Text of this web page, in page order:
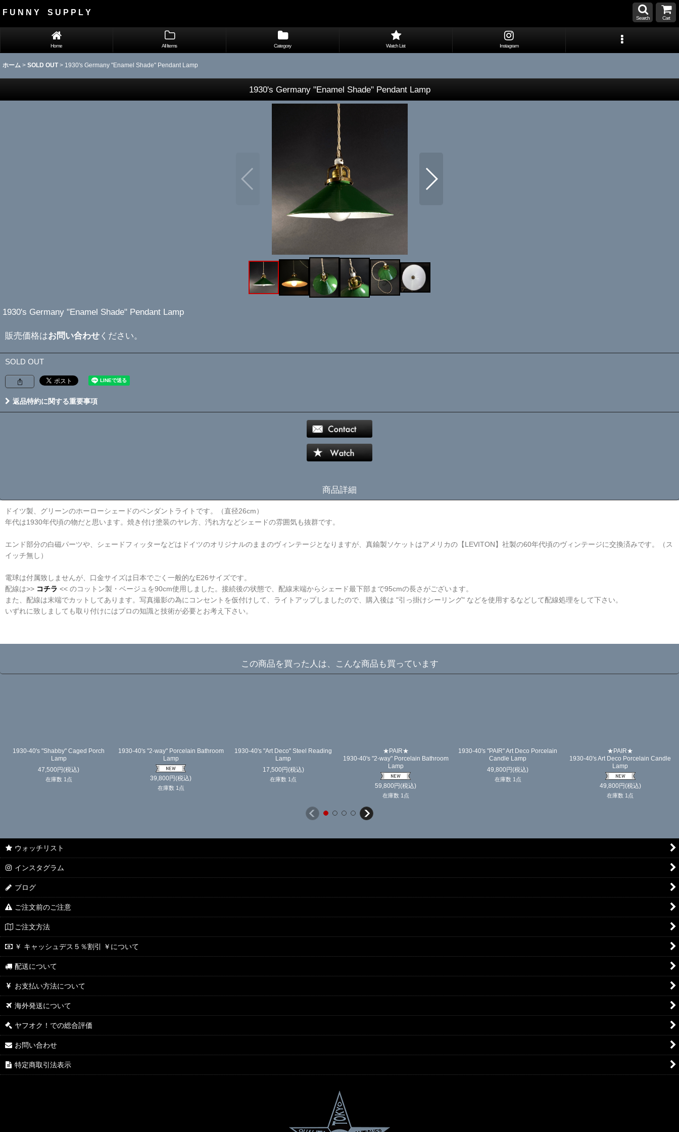
F U N N Y S U P P L Y
Search Cart
Home All Items Category Watch List Instagram
ホーム > SOLD OUT > 1930's Germany "Enamel Shade" Pendant Lamp
1930's Germany "Enamel Shade" Pendant Lamp
1930's Germany "Enamel Shade" Pendant Lamp
販売価格はお問い合わせ ください。
SOLD OUT
返品特約に関する重要事項
商品詳細
ドイツ製、グリーンのホーローシェードのペンダントライトです。（直径26cm）
年代は1930年代頃の物だと思います。焼き付け塗装のヤレ方、汚れ方などシェードの雰囲気も抜群です。
エンド部分の白磁パーツや、シェードフィッターなどはドイツのオリジナルのままのヴィンテージとなりますが、真鍮製ソケットはアメリカの【LEVITON】社製の60年代頃のヴィンテージに交換済みです。（ス
イッチ無し）
電球は付属致しませんが、口金サイズは日本でごく一般的なE26サイズです。
配線は>> コチラ << のコットン製・ベージュを90cm使用しました。接続後の状態で、配線末端からシェード最下部まで95cmの長さがございます。
また、配線は末端でカットしてあります。写真撮影の為にコンセントを仮付けして、ライトアップしましたので、購入後は "引っ掛けシーリング" などを使用するなどして配線処理をして下さい。
いずれに致しましても取り付けにはプロの知識と技術が必要とお考え下さい。
この商品を買った人は、こんな商品も買っています
1930-40's "Shabby" Caged Porch
Lamp
47,500円(税込)
在庫数 1点
1930-40's "2-way" Porcelain Bathroom
Lamp
39,800円(税込)
在庫数 1点
1930-40's "Art Deco" Steel Reading
Lamp
17,500円(税込)
在庫数 1点
★PAIR★
1930-40's "2-way" Porcelain Bathroom
Lamp
59,800円(税込)
在庫数 1点
1930-40's "PAIR" Art Deco Porcelain
Candle Lamp
49,800円(税込)
在庫数 1点
★PAIR★
1930-40's Art Deco Porcelain Candle
Lamp
49,800円(税込)
在庫数 1点
ウォッチリスト
インスタグラム
ブログ
ご注文前のご注意
ご注文方法
￥ キャッシュデス５％割引 ￥について
配送について
お支払い方法について
海外発送について
ヤフオク！での総合評価
お問い合わせ
特定商取引法表示